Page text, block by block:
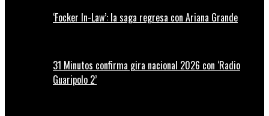
‘Focker In-Law’: la saga regresa con Ariana Grande
31 Minutos confirma gira nacional 2026 con ‘Radio
Guaripolo 2’